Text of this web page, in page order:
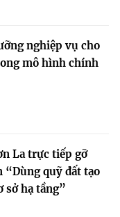
nghiệp vụ cho
mô hình chính
La trực tiếp gỡ
“Dùng quỹ đất tạo
sở hạ tầng”